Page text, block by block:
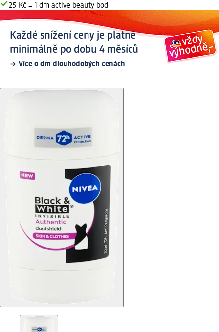
25 Kč = 1 dm active beauty bod
Každé snížení ceny je platné
minimálně po dobu 4 měsíců
Více o dm dlouhodobých cenách